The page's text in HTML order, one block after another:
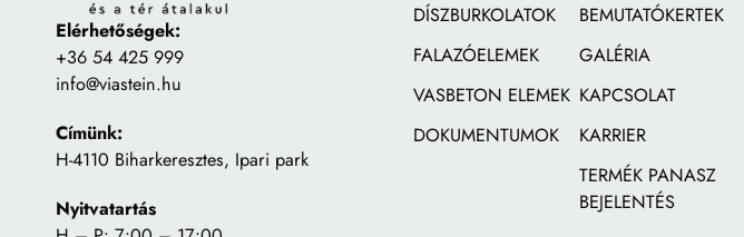
Elérhetőségek:
+36 54 425 999
info@viastein.hu
Címünk:
H-4110 Biharkeresztes, Ipari park
Nyitvatartás
DÍSZBURKOLATOK
FALAZÓELEMEK
VASBETON ELEMEK
DOKUMENTUMOK
BEMUTATÓKERTEK
GALÉRIA
KAPCSOLAT
KARRIER
TERMÉK PANASZ
BEJELENTÉS